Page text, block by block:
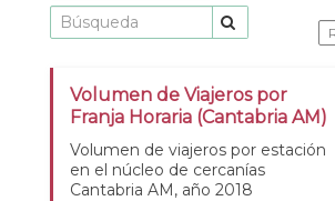
Volumen de Viajeros por
Franja Horaria (Cantabria AM)
Volumen de viajeros por estación
en el núcleo de cercanías
Cantabria AM, año 2018